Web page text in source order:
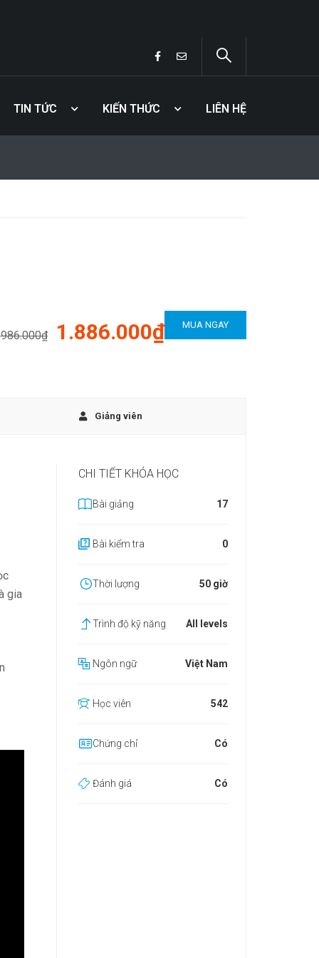
TIN TỨC KIẾN THỨC LIÊN HỆ
1.886.000₫ MUA NGAY
Giảng viên
gia
CHI TIẾT KHÓA HỌC
Bài giảng 17
Bài kiểm tra 0
Thời lượng 50 giờ
Trình độ kỹ năng All levels
Ngôn ngữ Việt Nam
Học viên 542
Chứng chỉ Có
Đánh giá Có